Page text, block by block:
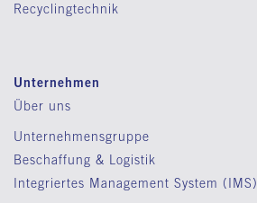
Recyclingtechnik
Unternehmen
Über uns
Unternehmensgruppe
Beschaffung & Logistik
Integriertes Management System (IMS)